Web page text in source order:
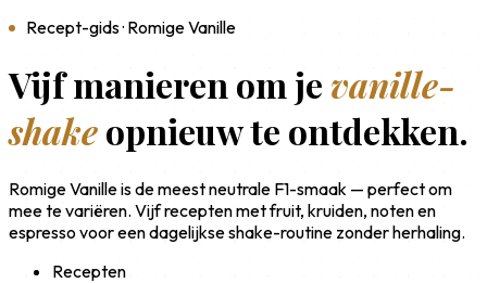
Recept-gids · Romige Vanille
Vijf manieren om je vanille-
shakeopnieuw te ontdekken.
Romige Vanille is de meest neutrale F1-smaak — perfect om
mee te variëren. Vijf recepten met fruit, kruiden, noten en
espresso voor een dagelijkse shake-routine zonder herhaling.
Recepten